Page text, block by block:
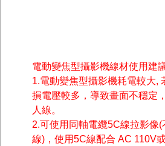
電動變焦型攝影機線材使用建
1.電動變焦型攝影機耗電較大,
損電壓較多，導致畫面不穩定
人線。
2.可使用同軸電纜5C線拉影像
線)，使用5C線配合 AC 110V